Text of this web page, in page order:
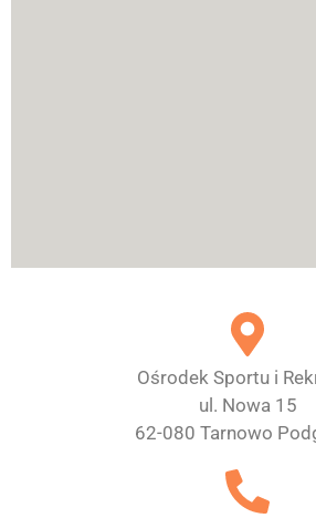
Ośrodek Sportu i
ul. Nowa 15
62-080 Tarnowo